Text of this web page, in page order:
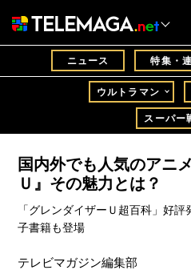
ニュース 特集・
ウルトラマン
スーパー
国内外でも人気のアニ
Ｕ』その魅力とは？
「グレンダイザーＵ超百科」好
子書籍も登場
テレビマガジン編集部